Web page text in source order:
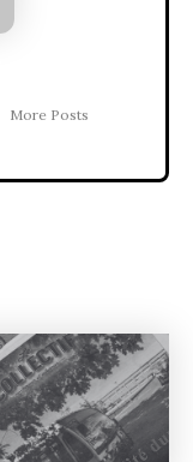
More Posts